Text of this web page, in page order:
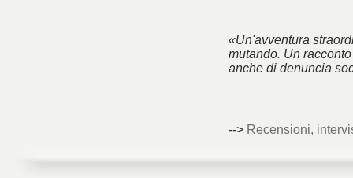
«Un'avventura
mutando. Un
anche di denuncia
--> Recensioni,